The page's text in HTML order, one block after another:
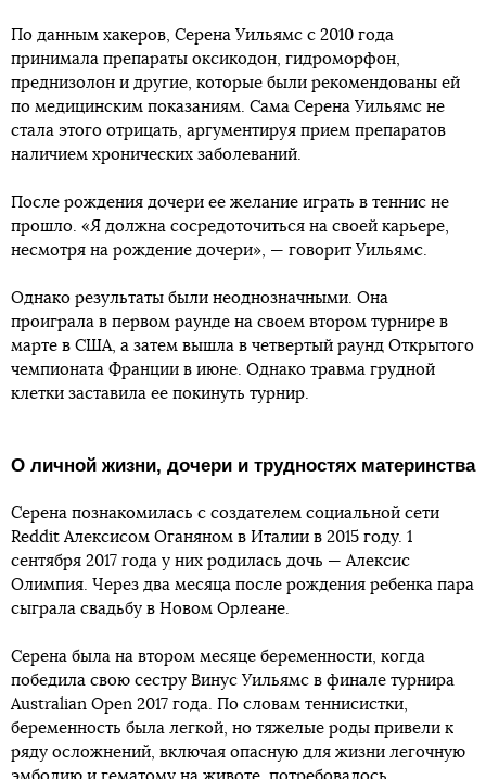
По данным хакеров, Серена Уильямс с 2010 года
принимала препараты оксикодон, гидроморфон,
преднизолон и другие, которые были рекомендованы ей
по медицинским показаниям. Сама Серена Уильямс не
стала этого отрицать, аргументируя прием препаратов
наличием хронических заболеваний.
После рождения дочери ее желание играть в теннис не
прошло. «Я должна сосредоточиться на своей карьере,
несмотря на рождение дочери», — говорит Уильямс.
Однако результаты были неоднозначными. Она
проиграла в первом раунде на своем втором турнире в
марте в США, а затем вышла в четвертый раунд Открытого
чемпионата Франции в июне. Однако травма грудной
клетки заставила ее покинуть турнир.
О личной жизни, дочери и трудностях материнства
Серена познакомилась с создателем социальной сети
Reddit Алексисом Оганяном в Италии в 2015 году. 1
сентября 2017 года у них родилась дочь — Алексис
Олимпия. Через два месяца после рождения ребенка пара
сыграла свадьбу в Новом Орлеане.
Серена была на втором месяце беременности, когда
победила свою сестру Винус Уильямс в финале турнира
Australian Open 2017 года. По словам теннисистки,
беременность была легкой, но тяжелые роды привели к
ряду осложнений, включая опасную для жизни легочную